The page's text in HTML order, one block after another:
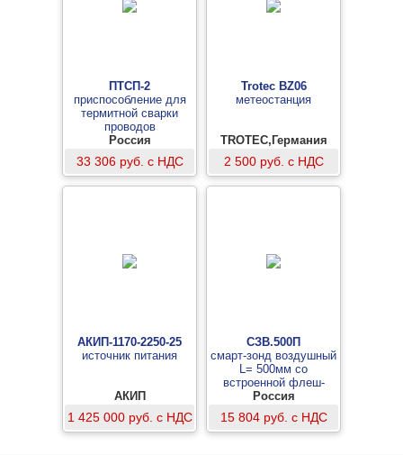
ПТСП-2
приспособление для
термитной сварки
проводов
Россия
33 306 руб. с НДС
Trotec BZ06
метеостанция
TROTEC,Германия
2 500 руб. с НДС
АКИП-1170-2250-25
источник питания
АКИП
1 425 000 руб. с НДС
СЗВ.500П
смарт-зонд воздушный
L= 500мм со
встроенной флеш-
памятью
Россия
15 804 руб. с НДС